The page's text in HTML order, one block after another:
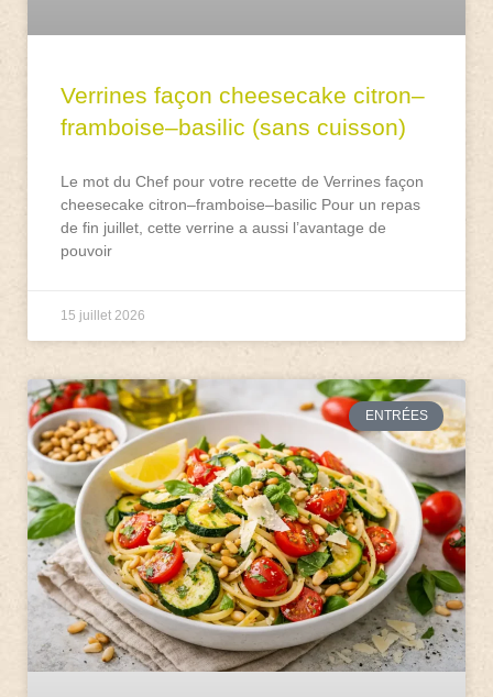
Verrines façon cheesecake citron–
framboise–basilic (sans cuisson)
Le mot du Chef pour votre recette de Verrines façon
cheesecake citron–framboise–basilic Pour un repas
de fin juillet, cette verrine a aussi l’avantage de
pouvoir
15 juillet 2026
ENTRÉES